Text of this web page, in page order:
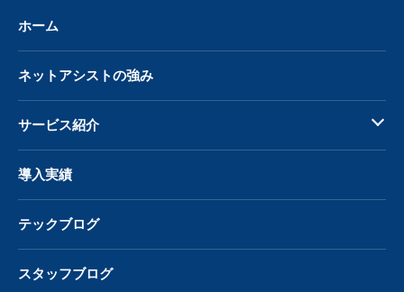
ホーム
ネットアシストの強み
サービス紹介
導入実績
テックブログ
スタッフブログ